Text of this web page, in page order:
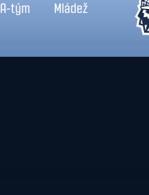
A-tým Mládež